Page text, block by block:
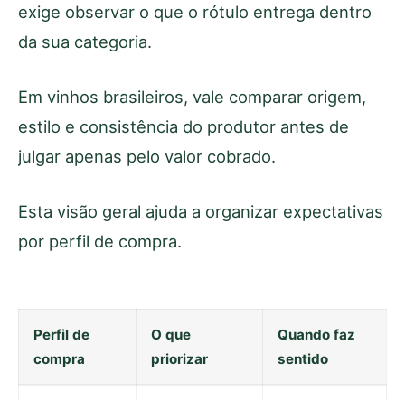
exige observar o que o rótulo entrega dentro
da sua categoria.
Em vinhos brasileiros, vale comparar origem,
estilo e consistência do produtor antes de
julgar apenas pelo valor cobrado.
Esta visão geral ajuda a organizar expectativas
por perfil de compra.
Perfil de
compra
O que
priorizar
Quando faz
sentido